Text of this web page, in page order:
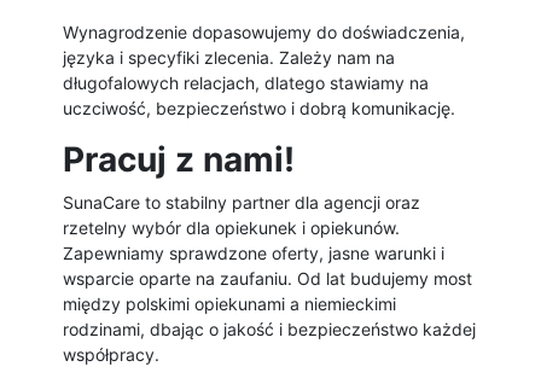
Wynagrodzenie dopasowujemy do doświadczenia,
języka i specyfiki zlecenia. Zależy nam na
długofalowych relacjach, dlatego stawiamy na
uczciwość, bezpieczeństwo i dobrą komunikację.
Pracuj z nami!
SunaCare to stabilny partner dla agencji oraz
rzetelny wybór dla opiekunek i opiekunów.
Zapewniamy sprawdzone oferty, jasne warunki i
wsparcie oparte na zaufaniu. Od lat budujemy most
między polskimi opiekunami a niemieckimi
rodzinami, dbając o jakość i bezpieczeństwo każdej
współpracy.